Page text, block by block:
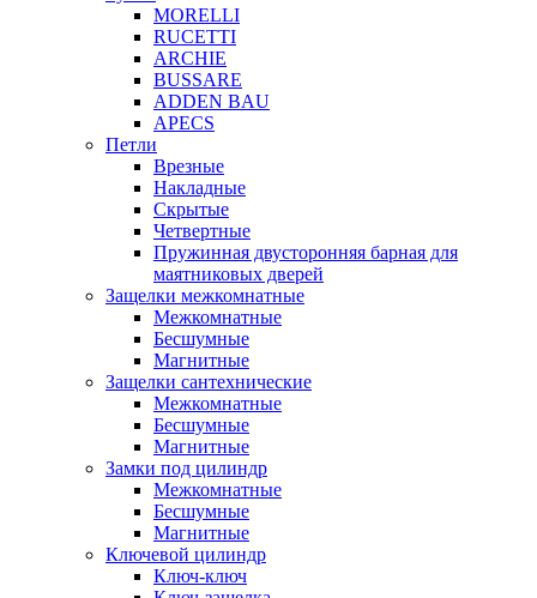
MORELLI
RUCETTI
ARCHIE
BUSSARE
ADDEN BAU
APECS
Петли
Врезные
Накладные
Скрытые
Четвертные
Пружинная двусторонняя барная для
маятниковых дверей
Защелки межкомнатные
Межкомнатные
Бесшумные
Магнитные
Защелки сантехнические
Межкомнатные
Бесшумные
Магнитные
Замки под цилиндр
Межкомнатные
Бесшумные
Магнитные
Ключевой цилиндр
Ключ-ключ